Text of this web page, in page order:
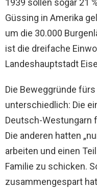
1939 sollen sogar 21
Güssing in Amerika
um die 30.000
ist die dreifache
Landeshauptstadt
Die Beweggründe
unterschiedlich: Die
Deutsch-Westungarn
Die anderen hatten
arbeiten und einen
Familie zu schicken.
zusammengespart